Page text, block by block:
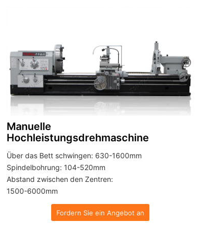
Manuelle
Hochleistungsdrehmaschine
Über das Bett schwingen: 630-1600mm
Spindelbohrung: 104-520mm
Abstand zwischen den Zentren:
1500-6000mm
Fordern Sie ein Angebot an